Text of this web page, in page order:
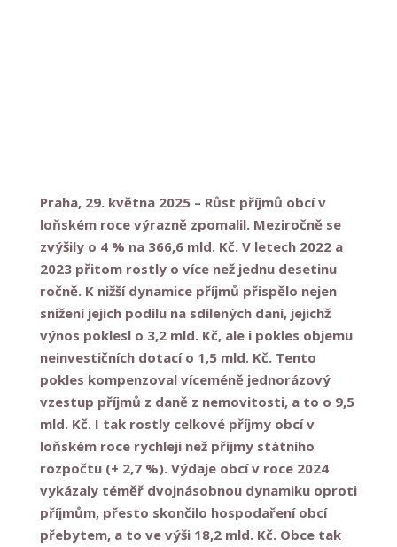
Praha, 29. května 2025 – Růst příjmů obcí v
loňském roce výrazně zpomalil. Meziročně se
zvýšily o 4 % na 366,6 mld. Kč. V letech 2022 a
2023 přitom rostly o více než jednu desetinu
ročně. K nižší dynamice příjmů přispělo nejen
snížení jejich podílu na sdílených daní, jejichž
výnos poklesl o 3,2 mld. Kč, ale i pokles objemu
neinvestičních dotací o 1,5 mld. Kč. Tento
pokles kompenzoval víceméně jednorázový
vzestup příjmů z daně z nemovitosti, a to o 9,5
mld. Kč. I tak rostly celkové příjmy obcí v
loňském roce rychleji než příjmy státního
rozpočtu (+ 2,7 %). Výdaje obcí v roce 2024
vykázaly téměř dvojnásobnou dynamiku oproti
příjmům, přesto skončilo hospodaření obcí
přebytem, a to ve výši 18,2 mld. Kč. Obce tak